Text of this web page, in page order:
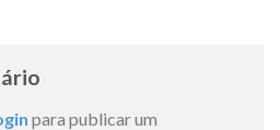
para publicar um